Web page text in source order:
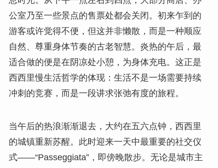
公室乃至一些景点的售票处都会关闭。初来乍到的
游客或许觉得不便，但这并非懒散，而是一种顺应
自然、尊重身体节奏的古老智慧。炎热的午后，最
适合做的便是在阴凉处小憩，为身体充电。这正是
西西里慢生活哲学的体现：生活不是一场需要持续
冲刺的竞赛，而是一段讲求张弛有度的旅程。
当午后的热浪渐渐退去，大约在五六点钟，西西里
的城镇重新苏醒。此时迎来一天中最重要的社交仪
式——“Passeggiata”，即傍晚散步。无论是城市主